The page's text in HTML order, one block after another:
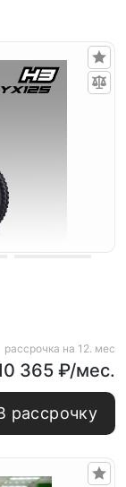
рассрочка на 12. мес
365 ₽/мес.
рассрочку